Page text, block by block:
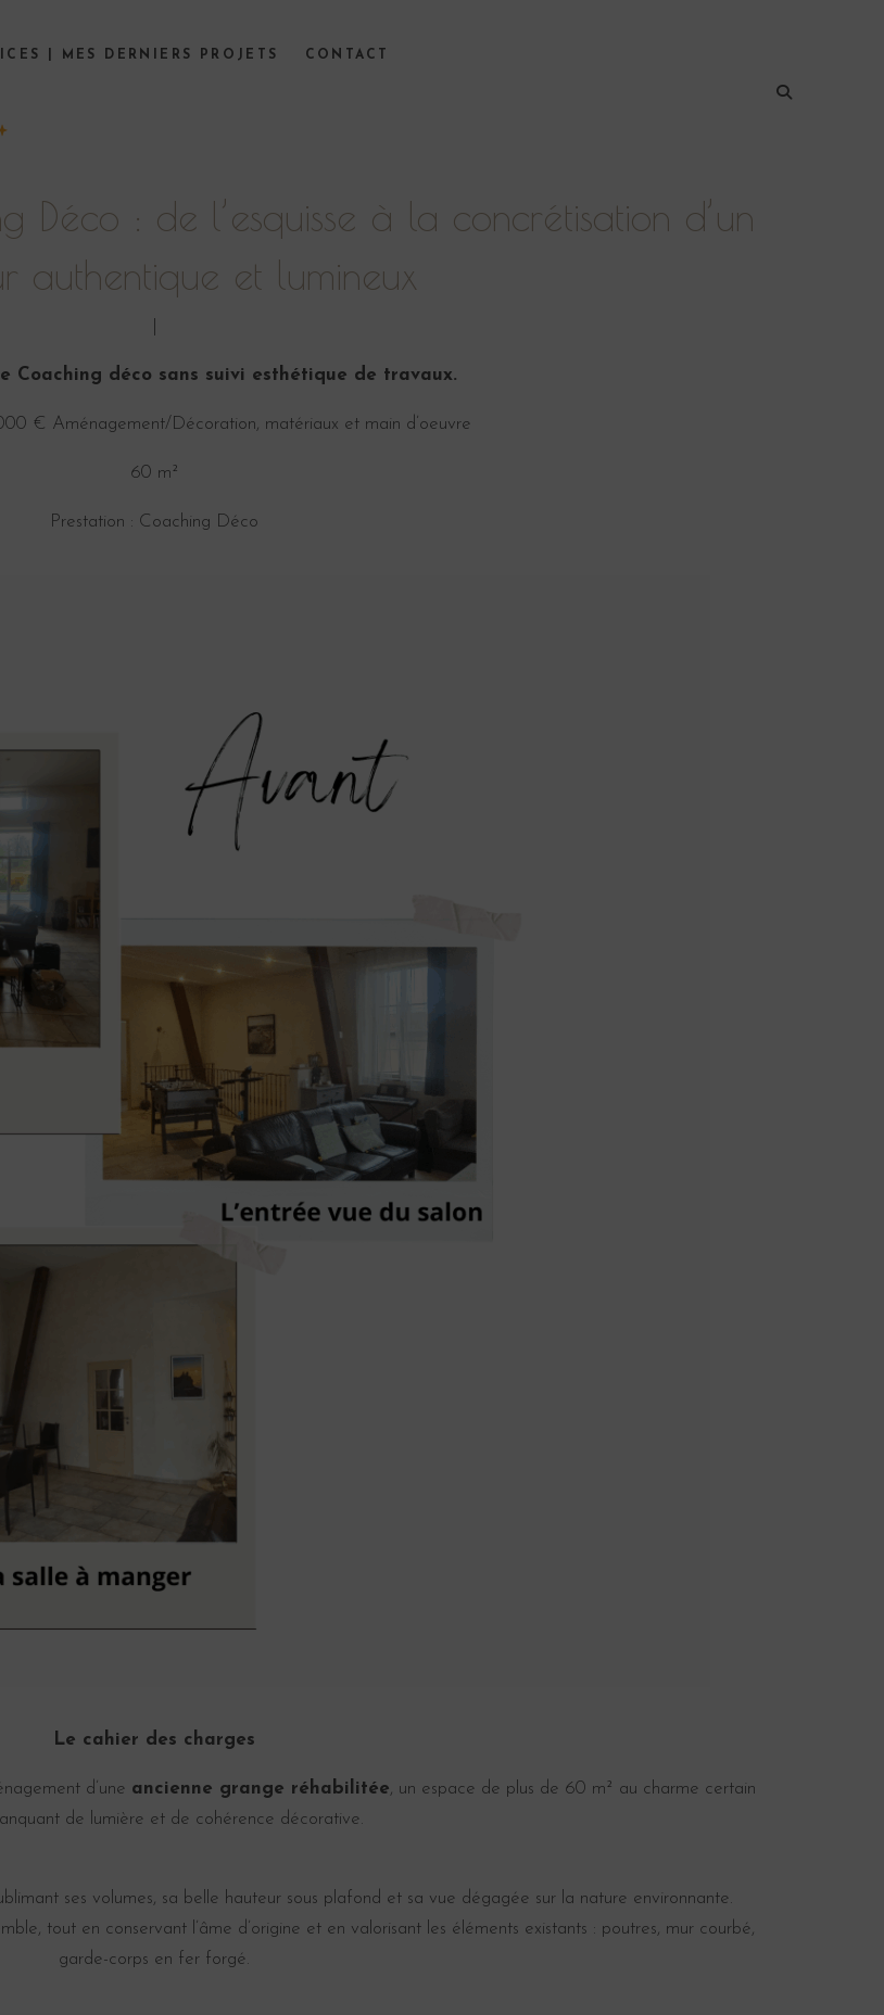
| MES DERNIERS PROJETS CONTACT
Déco : de l’esquisse à la concrétisation d’un
authentique et lumineux
Coaching déco sans suivi esthétique de travaux.
€ Aménagement/Décoration, matériaux et main d’oeuvre
60 m²
Prestation : Coaching Déco
Le cahier des charges
d’une ancienne grange réhabilitée, un espace de plus de 60 m² au charme certain
de lumière et de cohérence décorative.
ses volumes, sa belle hauteur sous plafond et sa vue dégagée sur la nature environnante.
tout en conservant l’âme d’origine et en valorisant les éléments existants : poutres, mur courbé,
garde-corps en fer forgé.